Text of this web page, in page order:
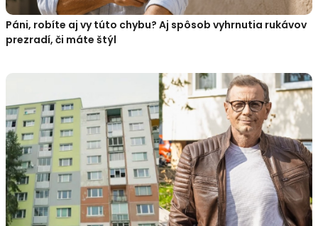
Páni, robíte aj vy túto chybu? Aj spôsob vyhrnutia rukávov
prezradí, či máte štýl